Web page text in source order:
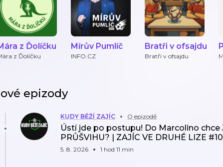
z Ďolíčku
z Ďolíčku
Mírův Pumlíč
INFO.CZ
Bratři v ofsajdu
Bratři v ofsajdu
epizody
KUDY BĚŽÍ ZAJÍC O epizodě
Ústí jde po postupu! Do Marcolino chce
PRŮŠVIHU? | ZAJÍC VE DRUHÉ LIZE
5. 8. 2026 1 hod 11 min